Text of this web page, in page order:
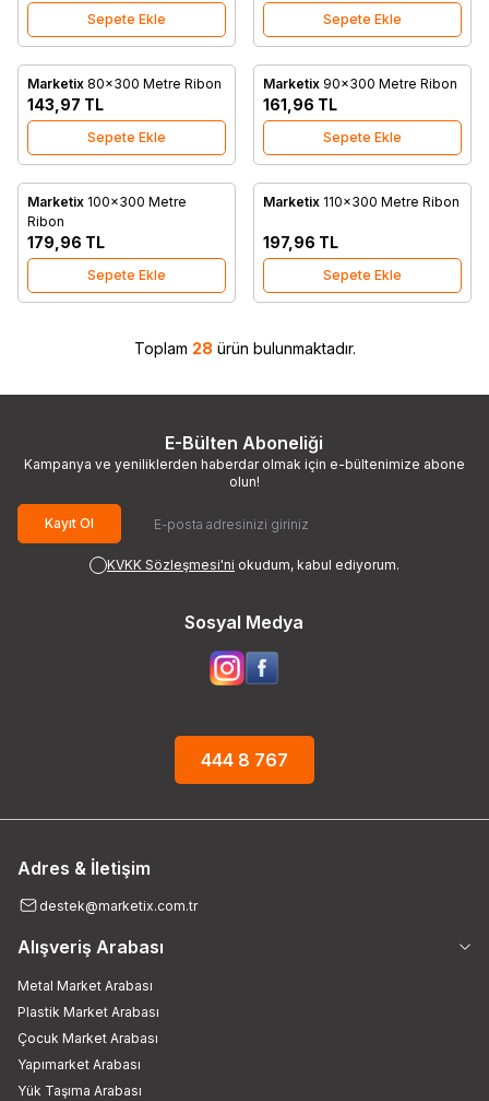
Sepete Ekle Sepete Ekle
Favorilere Ekle
Marketix 80x300 Metre Ribon
143,97 TL
Sepete Ekle
Favorilere Ekle
Marketix 90x300 Metre Ribon
161,96 TL
Sepete Ekle
Favorilere Ekle
Marketix 100x300 Metre
Ribon
179,96 TL
Sepete Ekle
Marketix 110x300 Metre Ribon
197,96 TL
Sepete Ekle
Toplam 28 ürün bulunmaktadır.
E-Bülten Aboneliği
Kampanya ve yeniliklerden haberdar olmak için e-bültenimize abone
olun!
Kayıt Ol
KVKK Sözleşmesi'ni okudum, kabul ediyorum.
Sosyal Medya
444 8 767
Adres & İletişim
destek@marketix.com.tr
Alışveriş Arabası
Metal Market Arabası
Plastik Market Arabası
Çocuk Market Arabası
Yapımarket Arabası
Yük Taşıma Arabası